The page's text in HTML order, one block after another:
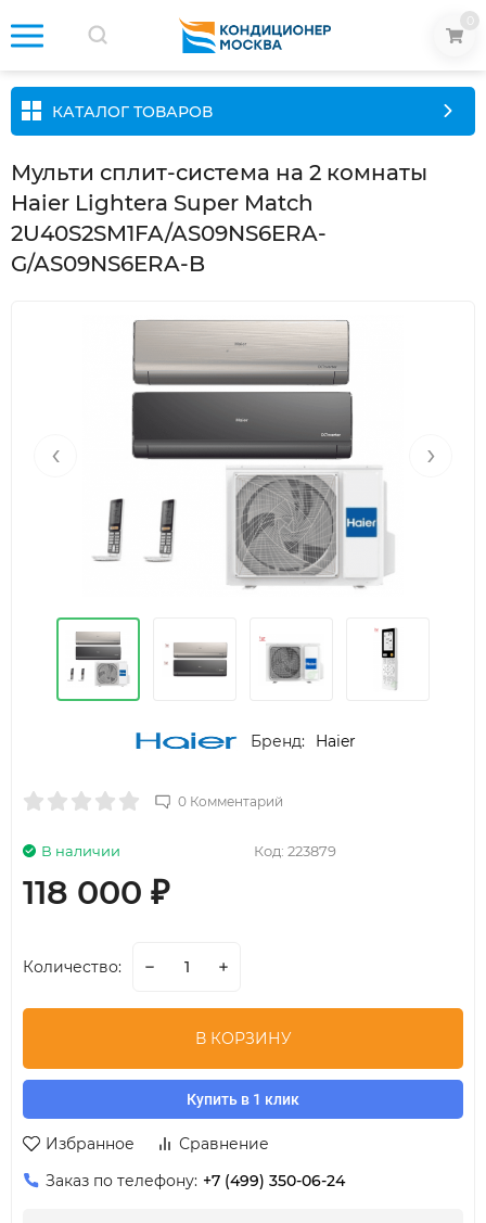
КАТАЛОГ ТОВАРОВ
Мульти сплит-система на 2 комнаты
Haier Lightera Super Match
2U40S2SM1FA/AS09NS6ERA-
G/AS09NS6ERA-B
‹ ›
Бренд: Haier
0 Комментарий
Код: 223879
В наличии
118 000 ₽
Количество:
В КОРЗИНУ
Купить в 1 клик
Избранное
Сравнение
Заказ по телефону: +7 (499) 350-06-24